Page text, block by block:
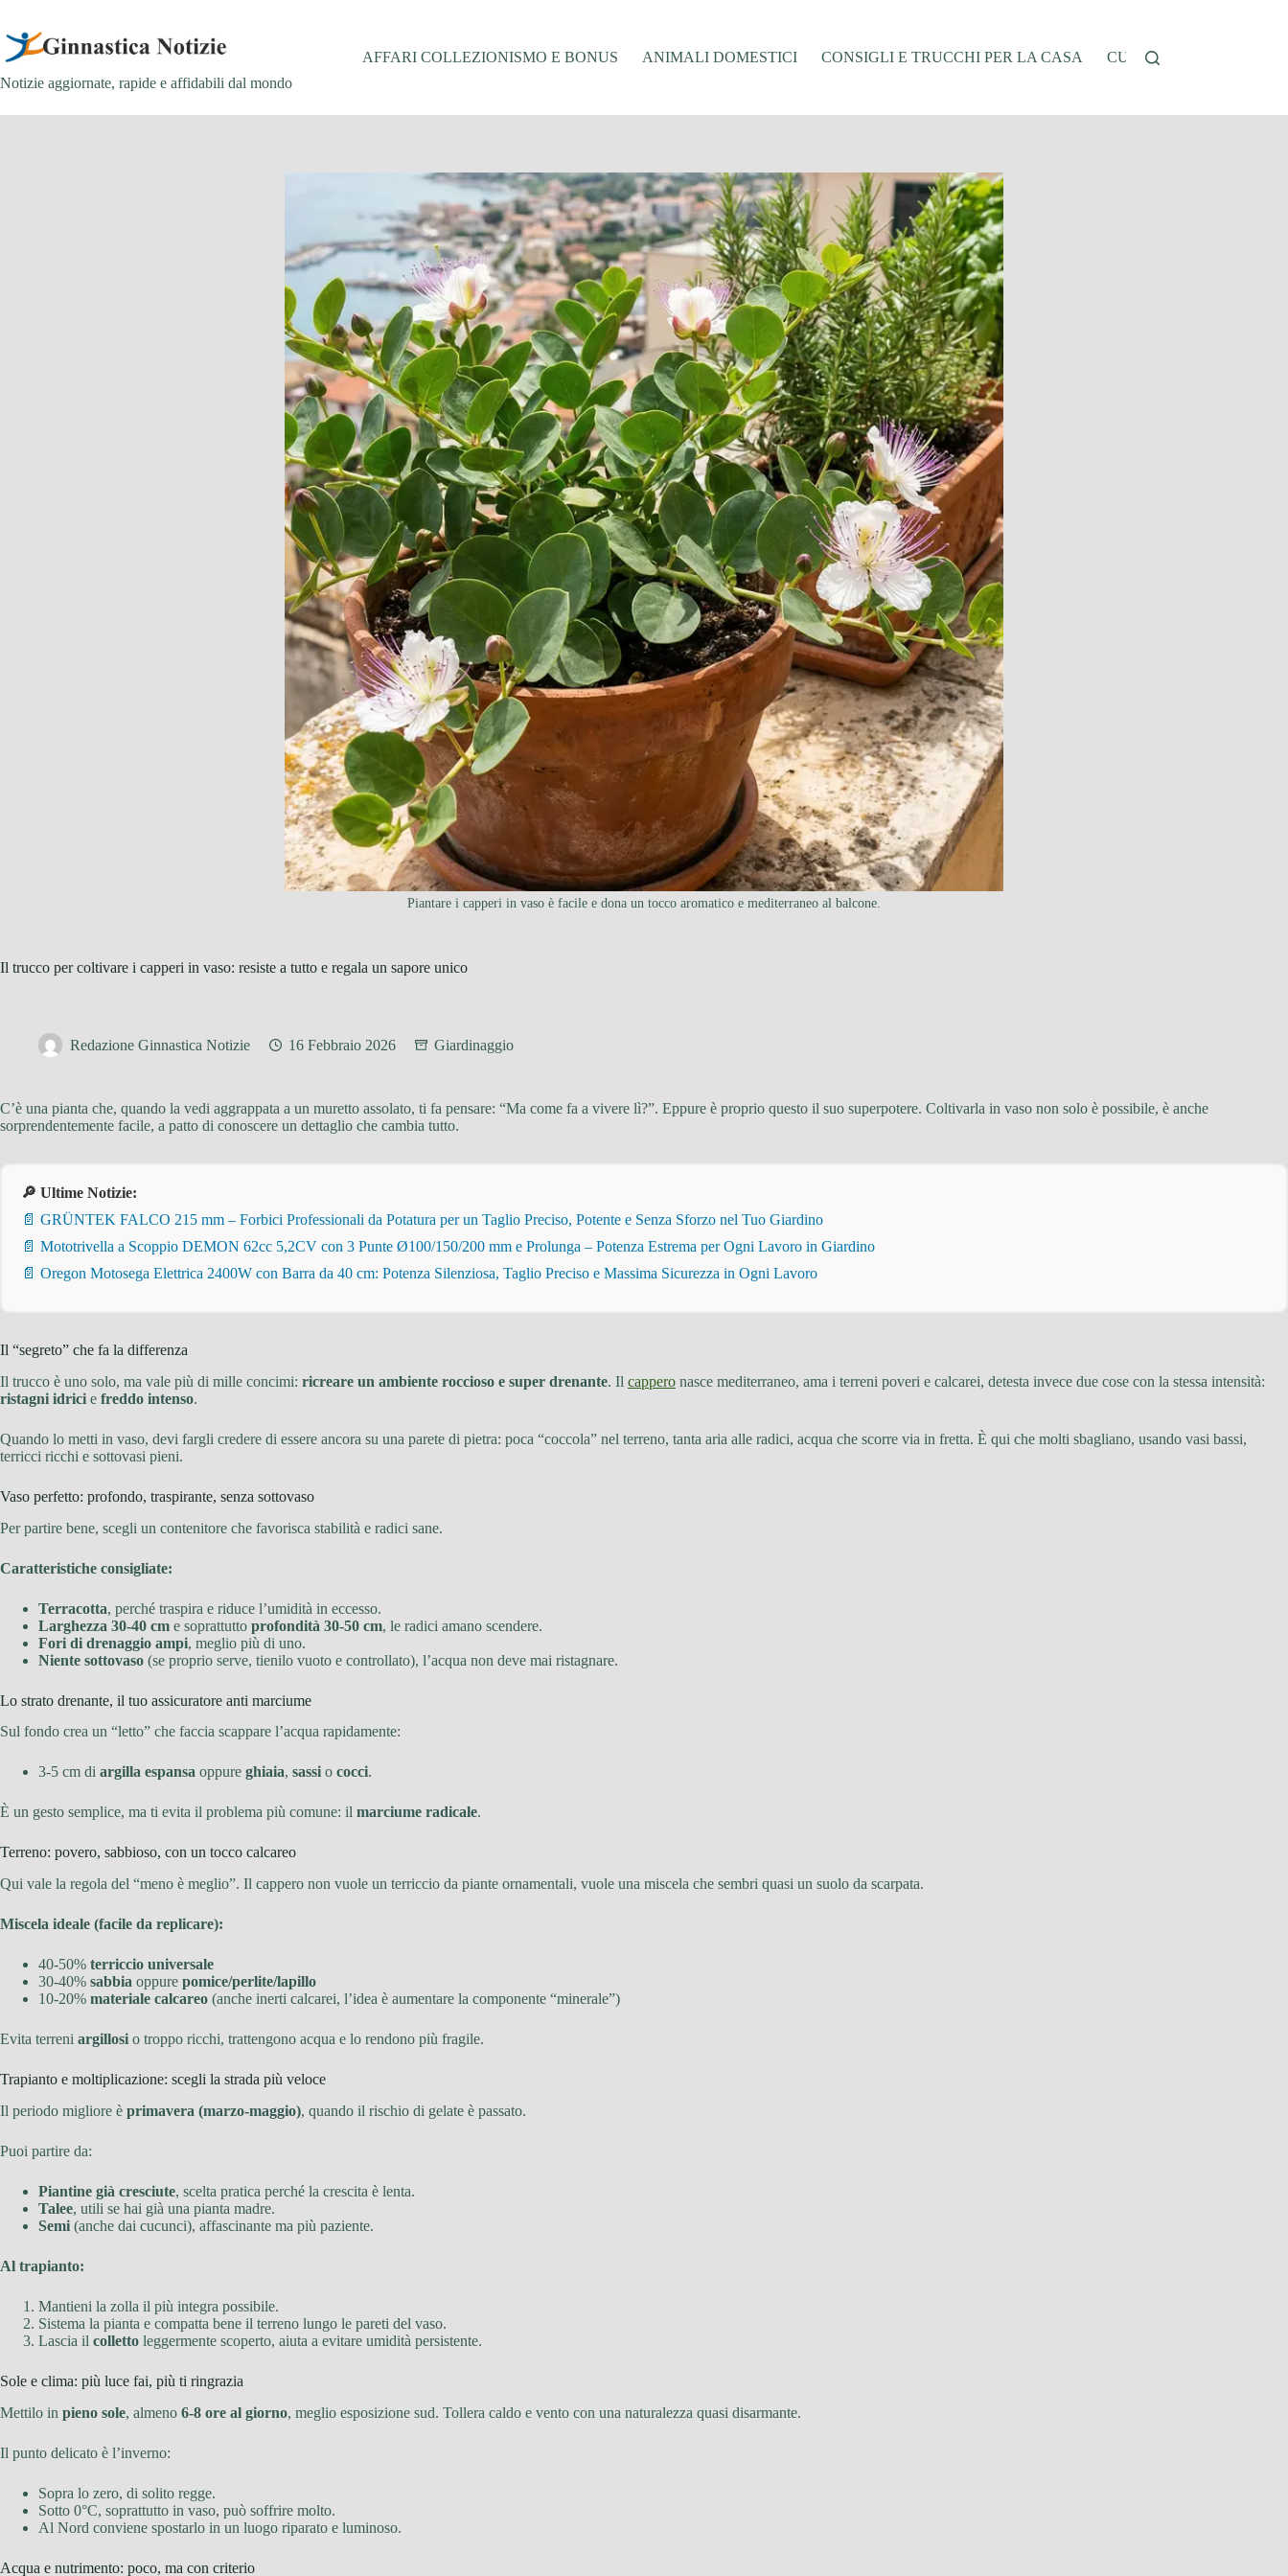
contenuto
Notizie aggiornate, rapide e affidabili dal mondo
AFFARI COLLEZIONISMO E BONUS ANIMALI DOMESTICI CONSIGLI E TRUCCHI PER LA CASA CUCINA E RICETTE
Piantare i capperi in vaso è facile e dona un tocco aromatico e mediterraneo al balcone.
Il trucco per coltivare i capperi in vaso: resiste a tutto e regala un sapore unico
Redazione Ginnastica Notizie 16 Febbraio 2026 Giardinaggio
C’è una pianta che, quando la vedi aggrappata a un muretto assolato, ti fa pensare: “Ma come fa a vivere lì?”. Eppure è proprio questo il suo superpotere. Coltivarla in vaso non solo è possibile, è anche
sorprendentemente facile, a patto di conoscere un dettaglio che cambia tutto.
🔎 Ultime Notizie:
📄 GRÜNTEK FALCO 215 mm – Forbici Professionali da Potatura per un Taglio Preciso, Potente e Senza Sforzo nel Tuo Giardino
📄 Mototrivella a Scoppio DEMON 62cc 5,2CV con 3 Punte Ø100/150/200 mm e Prolunga – Potenza Estrema per Ogni Lavoro in Giardino
📄 Oregon Motosega Elettrica 2400W con Barra da 40 cm: Potenza Silenziosa, Taglio Preciso e Massima Sicurezza in Ogni Lavoro
Il “segreto” che fa la differenza
Il trucco è uno solo, ma vale più di mille concimi: ricreare un ambiente roccioso e super drenante. Il cappero nasce mediterraneo, ama i terreni poveri e calcarei, detesta invece due cose con la stessa intensità:
ristagni idrici e freddo intenso.
Quando lo metti in vaso, devi fargli credere di essere ancora su una parete di pietra: poca “coccola” nel terreno, tanta aria alle radici, acqua che scorre via in fretta. È qui che molti sbagliano, usando vasi bassi,
terricci ricchi e sottovasi pieni.
Vaso perfetto: profondo, traspirante, senza sottovaso
Per partire bene, scegli un contenitore che favorisca stabilità e radici sane.
Caratteristiche consigliate:
Terracotta, perché traspira e riduce l’umidità in eccesso.
Larghezza 30-40 cm e soprattutto profondità 30-50 cm, le radici amano scendere.
Fori di drenaggio ampi, meglio più di uno.
Niente sottovaso (se proprio serve, tienilo vuoto e controllato), l’acqua non deve mai ristagnare.
Lo strato drenante, il tuo assicuratore anti marciume
Sul fondo crea un “letto” che faccia scappare l’acqua rapidamente:
3-5 cm di argilla espansa oppure ghiaia, sassi o cocci.
È un gesto semplice, ma ti evita il problema più comune: il marciume radicale.
Terreno: povero, sabbioso, con un tocco calcareo
Qui vale la regola del “meno è meglio”. Il cappero non vuole un terriccio da piante ornamentali, vuole una miscela che sembri quasi un suolo da scarpata.
Miscela ideale (facile da replicare):
40-50% terriccio universale
30-40% sabbia oppure pomice/perlite/lapillo
10-20% materiale calcareo (anche inerti calcarei, l’idea è aumentare la componente “minerale”)
Evita terreni argillosi o troppo ricchi, trattengono acqua e lo rendono più fragile.
Trapianto e moltiplicazione: scegli la strada più veloce
Il periodo migliore è primavera (marzo-maggio), quando il rischio di gelate è passato.
Puoi partire da:
Piantine già cresciute, scelta pratica perché la crescita è lenta.
Talee, utili se hai già una pianta madre.
Semi (anche dai cucunci), affascinante ma più paziente.
Al trapianto:
Mantieni la zolla il più integra possibile.
Sistema la pianta e compatta bene il terreno lungo le pareti del vaso.
Lascia il colletto leggermente scoperto, aiuta a evitare umidità persistente.
Sole e clima: più luce fai, più ti ringrazia
Mettilo in pieno sole, almeno 6-8 ore al giorno, meglio esposizione sud. Tollera caldo e vento con una naturalezza quasi disarmante.
Il punto delicato è l’inverno:
Sopra lo zero, di solito regge.
Sotto 0°C, soprattutto in vaso, può soffrire molto.
Al Nord conviene spostarlo in un luogo riparato e luminoso.
Acqua e nutrimento: poco, ma con criterio